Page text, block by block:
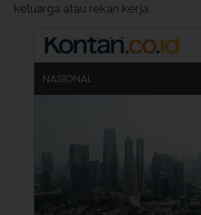
keluarga atau rekan kerja.
NASIONAL